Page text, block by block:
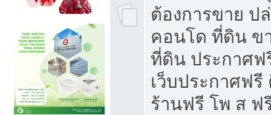
ต้องการขาย ป
คอนโด ที่ดิน ข
ที่ดิน ประกาศฟ
เว็บประกาศฟ
ร้านฟรี โพ ส ฟ